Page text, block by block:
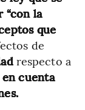
“con la
que
de
respecto a
cuenta